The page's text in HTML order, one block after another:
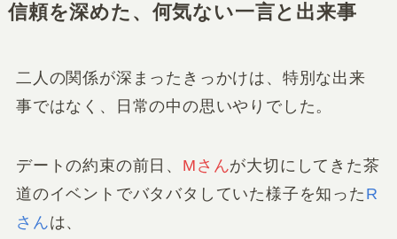
信頼を深めた、何気ない一言と出来事
二人の関係が深まったきっかけは、特別な出来
事ではなく、日常の中の思いやりでした。
デートの約束の前日、 Mさんが大切にしてきた茶
道のイベントでバタバタしていた様子を知った R
さんは、